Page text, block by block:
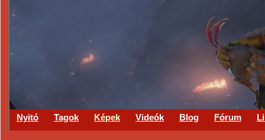
Nyitó Tagok Képek Videók Blog Fórum